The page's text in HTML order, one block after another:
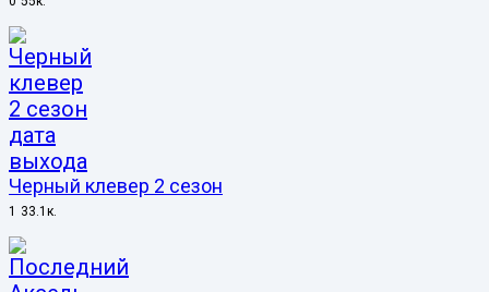
Черный клевер 2 сезон
1 33.1к.